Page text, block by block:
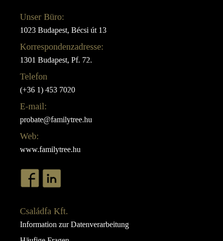
Unser Büro:
1023 Budapest, Bécsi út 13
Korrespondenzadresse:
1301 Budapest, Pf. 72.
Telefon
(+36 1) 453 7020
E-mail:
probate@familytree.hu
Web:
www.familytree.hu
Családfa Kft.
Information zur Datenverarbeitung